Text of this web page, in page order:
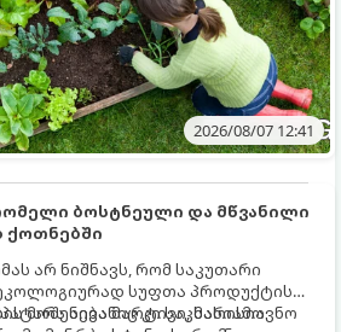
2026/08/07 12:41
ბოსტნეული და მწვანილი
ქოთნებში
არ ნიშნავს, რომ საკუთარი
სუფთა პროდუქტის
აივანიც კი საკმარისია
მოშენება მარტივი, სასიამოვნო